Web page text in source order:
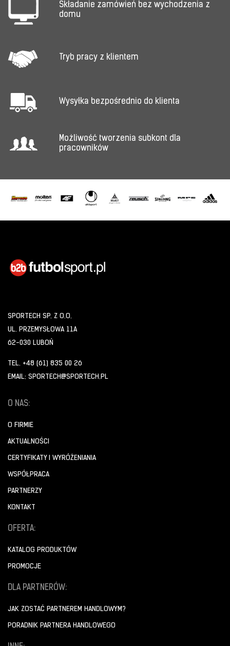
Składanie zamówień bez wychodzenia z
domu
Tryb pracy z klientem
Wysyłka bezpośrednio do klienta
Możliwość tworzenia subkont dla
pracowników
SPORTECH SP. Z O.O.
UL. PRZEMYSŁOWA 11A
62-030 LUBOŃ
TEL. +48 (61) 835 00 26
EMAIL: SPORTECH@SPORTECH.PL
O NAS:
O FIRMIE
AKTUALNOŚCI
CERTYFIKATY I WYRÓŻENIANIA
WSPÓŁPRACA
PARTNERZY
KONTAKT
OFERTA:
KATALOG PRODUKTÓW
PROMOCJE
DLA PARTNERÓW:
JAK ZOSTAĆ PARTNEREM HANDLOWYM?
PORADNIK PARTNERA HANDLOWEGO